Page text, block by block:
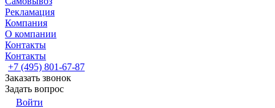
Рекламация
Компания
О компании
Контакты
Контакты
+7 (495) 801-67-87
Заказать звонок
Задать вопрос
Войти